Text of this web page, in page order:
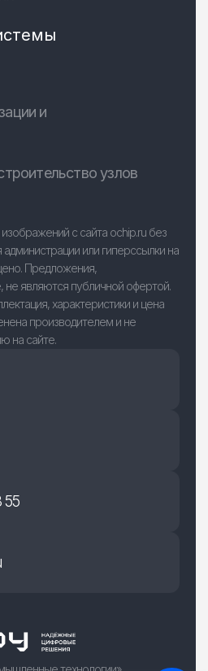
и
узлов
с сайта ochip.ru без
или гиперссылки на
Предложения,
не являются публичной офертой.
характеристики и цена
производителем и не
на сайте.
55